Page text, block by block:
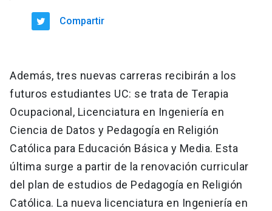
Compartir
Además, tres nuevas carreras recibirán a los
futuros estudiantes UC: se trata de Terapia
Ocupacional, Licenciatura en Ingeniería en
Ciencia de Datos y Pedagogía en Religión
Católica para Educación Básica y Media. Esta
última surge a partir de la renovación curricular
del plan de estudios de Pedagogía en Religión
Católica. La nueva licenciatura en Ingeniería en